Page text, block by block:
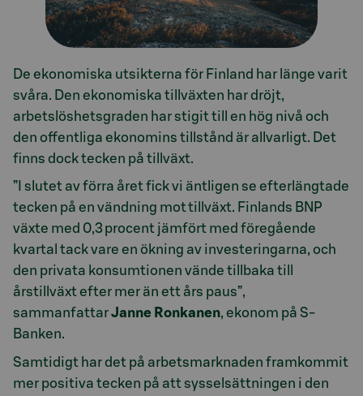
De ekonomiska utsikterna för Finland har länge varit
svåra. Den ekonomiska tillväxten har dröjt,
arbetslöshetsgraden har stigit till en hög nivå och
den offentliga ekonomins tillstånd är allvarligt. Det
finns dock tecken på tillväxt.
”I slutet av förra året fick vi äntligen se efterlängtade
tecken på en vändning mot tillväxt. Finlands BNP
växte med 0,3 procent jämfört med föregående
kvartal tack vare en ökning av investeringarna, och
den privata konsumtionen vände tillbaka till
årstillväxt efter mer än ett års paus”,
sammanfattarJanne Ronkanen, ekonom på S-
Banken.
Samtidigt har det på arbetsmarknaden framkommit
mer positiva tecken på att sysselsättningen i den